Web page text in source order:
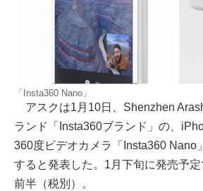
「Insta360 Nano」
アスクは1月10日、Shenzhen
ランド「Insta360ブランド」の、
360度ビデオカメラ「Insta360 Nano
すると発表した。1月下旬に発売予
前半（税別）。